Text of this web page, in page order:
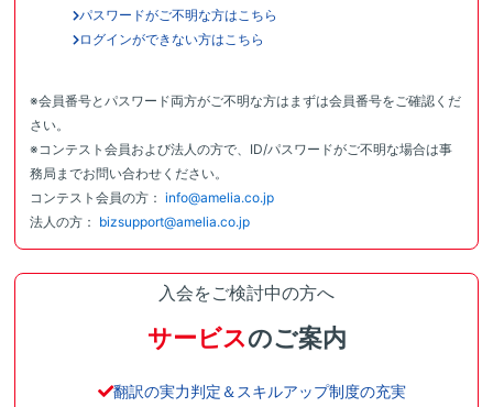
パスワードがご不明な方はこちら
ログインができない方はこちら
※会員番号とパスワード両方がご不明な方はまずは会員番号をご確認くだ
さい。
※コンテスト会員および法人の方で、ID/パスワードがご不明な場合は事
務局までお問い合わせください。
コンテスト会員の方： info@amelia.co.jp
法人の方： bizsupport@amelia.co.jp
入会をご検討中の方へ
サービスのご案内
翻訳の実力判定＆スキルアップ制度の充実